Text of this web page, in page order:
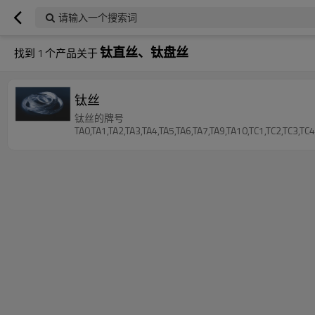
请输入一个搜索词
找到 1 个产品关于钛直丝、钛盘丝
钛丝
钛丝的牌号